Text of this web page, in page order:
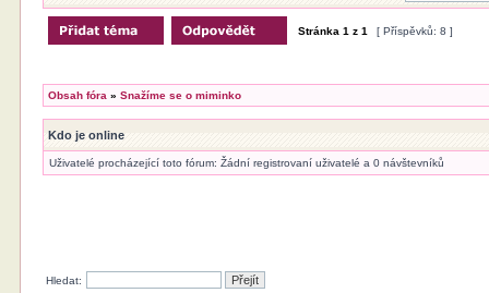
Stránka1 z1 [ Příspěvků: 8 ]
Obsah fóra »Snažíme se o miminko
Kdo je online
Uživatelé procházející toto fórum: Žádní registrovaní uživatelé a 0 návštevníků
Hledat: